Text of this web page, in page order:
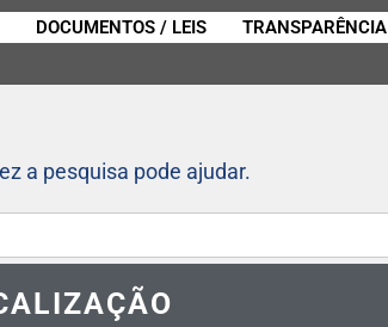
DOCUMENTOS / LEIS TRANSPARÊNCIA
a pesquisa pode ajudar.